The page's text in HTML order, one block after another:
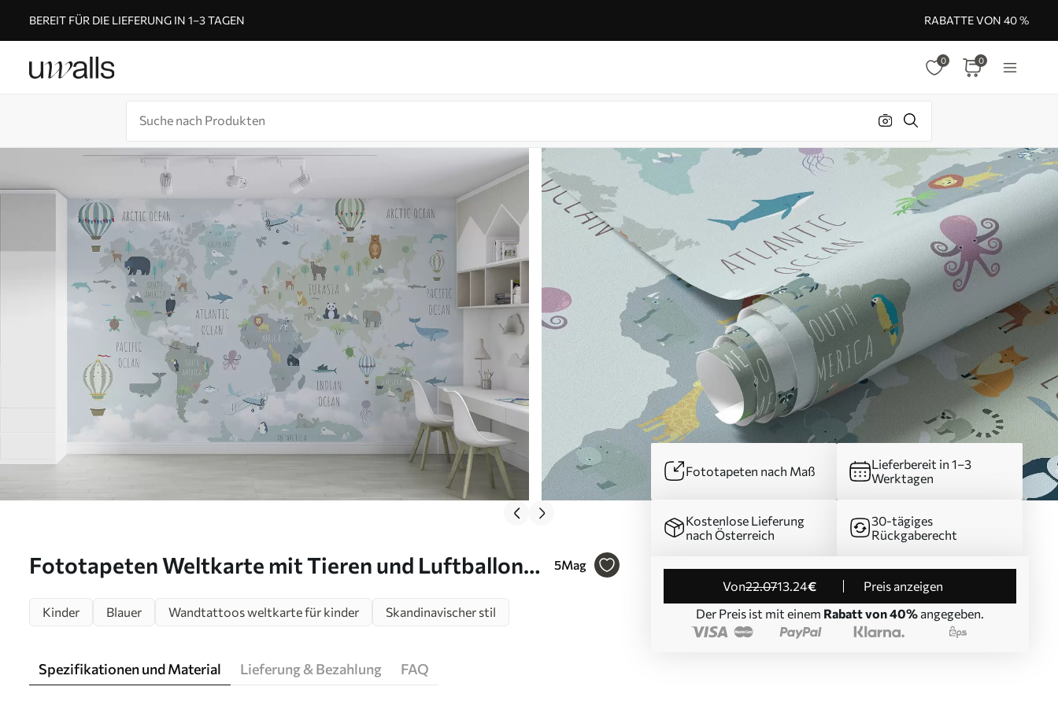
BEREIT FÜR DIE LIEFERUNG IN 1–3 TAGEN RABATTE VON 40 %
0 0
Fototapeten Weltkarte mit Tieren und Luftballons
5Mag
Fototapeten nach Maß
Lieferbereit in 1–3
Werktagen
Kostenlose Lieferung
nach Österreich
30-tägiges
Rückgaberecht
von22.0713.24€
Preis anzeigen
Der Preis ist mit einem Rabatt von 40% angegeben.
Kinder Blauer Wandtattoos weltkarte für kinder Skandinavischer stil
Spezifikationen und Material Lieferung & Bezahlung FAQ